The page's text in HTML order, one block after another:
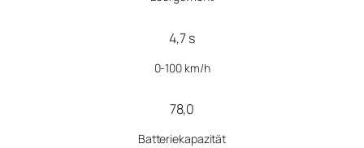
4,7 s
0-100 km/h
78,0
Batteriekapazität